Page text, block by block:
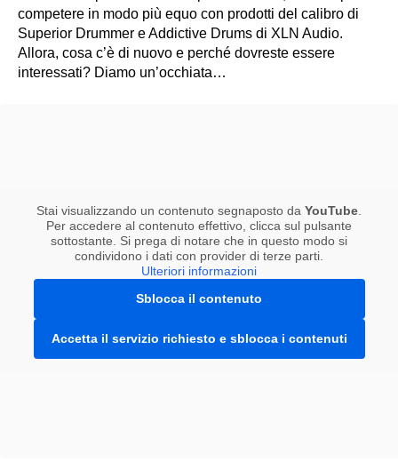
competere in modo più equo con prodotti del calibro di
Superior Drummer e Addictive Drums di XLN Audio.
Allora, cosa c’è di nuovo e perché dovreste essere
interessati? Diamo un’occhiata…
Stai visualizzando un contenuto segnaposto da YouTube
Per accedere al contenuto effettivo, clicca sul pulsante
sottostante. Si prega di notare che in questo modo si
condividono i dati con provider di terze parti.
Ulteriori informazioni
Sblocca il contenuto
Accetta il servizio richiesto e sblocca i contenuti